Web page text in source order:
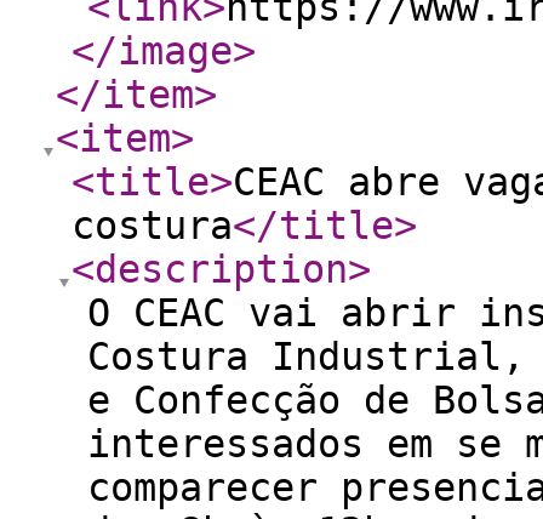
</image>
</item>
<item>
<title>CEAC abre
costura</title>
<description>
O CEAC vai abrir
Costura Industrial,
e Confecção de
interessados em se
comparecer